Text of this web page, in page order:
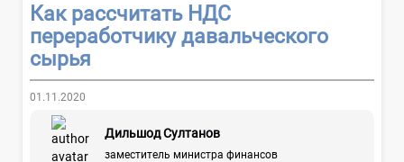
Как рассчитать НДС
переработчику давальческого
сырья
01.11.2020
Дильшод Султанов
заместитель министра финансов